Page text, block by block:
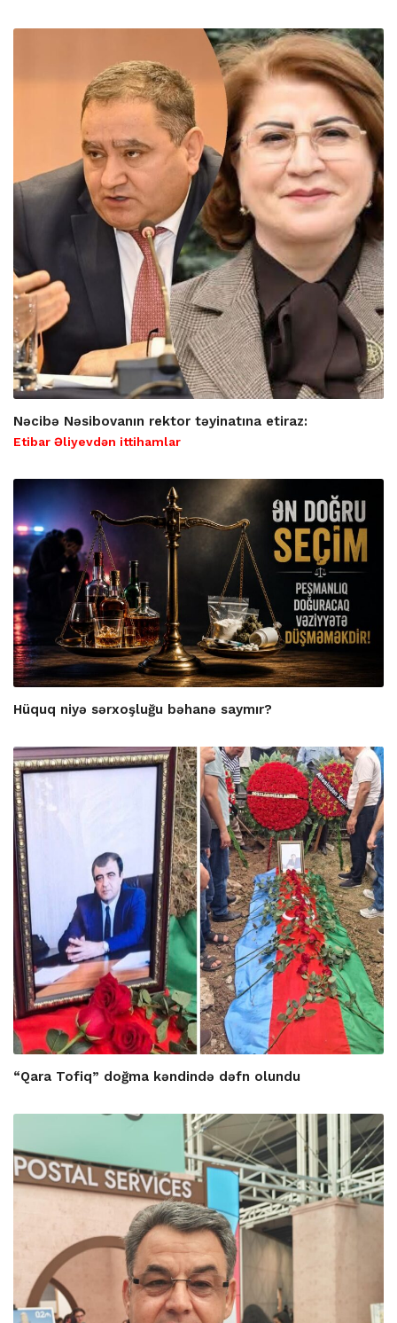
Nəcibə Nəsibovanın rektor təyinatına etiraz:
Etibar Əliyevdən ittihamlar
Hüquq niyə sərxoşluğu bəhanə saymır?
“Qara Tofiq” doğma kəndində dəfn olundu